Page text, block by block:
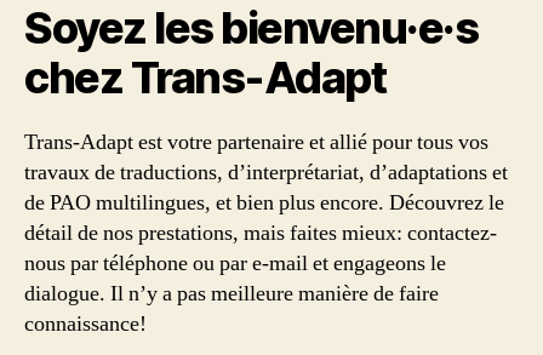
Soyez les bienvenu·e·s
chez Trans‑Adapt
Trans-Adapt est votre partenaire et allié pour tous vos
travaux de traductions, d’interprétariat, d’adaptations et
de PAO multilingues, et bien plus encore. Découvrez le
détail de nos prestations, mais faites mieux: contactez-
nous par téléphone ou par e-mail et engageons le
dialogue. Il n’y a pas meilleure manière de faire
connaissance!